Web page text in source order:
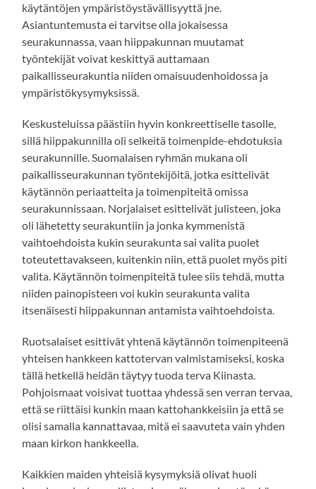
käytäntöjen ympäristöystävällisyyttä jne.
Asiantuntemusta ei tarvitse olla jokaisessa
seurakunnassa, vaan hiippakunnan muutamat
työntekijät voivat keskittyä auttamaan
paikallisseurakuntia niiden omaisuudenhoidossa ja
ympäristökysymyksissä.
Keskusteluissa päästiin hyvin konkreettiselle tasolle,
sillä hiippakunnilla oli selkeitä toimenpide-ehdotuksia
seurakunnille. Suomalaisen ryhmän mukana oli
paikallisseurakunnan työntekijöitä, jotka esittelivät
käytännön periaatteita ja toimenpiteitä omissa
seurakunnissaan. Norjalaiset esittelivät julisteen, joka
oli lähetetty seurakuntiin ja jonka kymmenistä
vaihtoehdoista kukin seurakunta sai valita puolet
toteutettavakseen, kuitenkin niin, että puolet myös piti
valita. Käytännön toimenpiteitä tulee siis tehdä, mutta
niiden painopisteen voi kukin seurakunta valita
itsenäisesti hiippakunnan antamista vaihtoehdoista.
Ruotsalaiset esittivät yhtenä käytännön toimenpiteenä
yhteisen hankkeen kattotervan valmistamiseksi, koska
tällä hetkellä heidän täytyy tuoda terva Kiinasta.
Pohjoismaat voisivat tuottaa yhdessä sen verran tervaa,
että se riittäisi kunkin maan kattohankkeisiin ja että se
olisi samalla kannattavaa, mitä ei saavuteta vain yhden
maan kirkon hankkeella.
Kaikkien maiden yhteisiä kysymyksiä olivat huoli